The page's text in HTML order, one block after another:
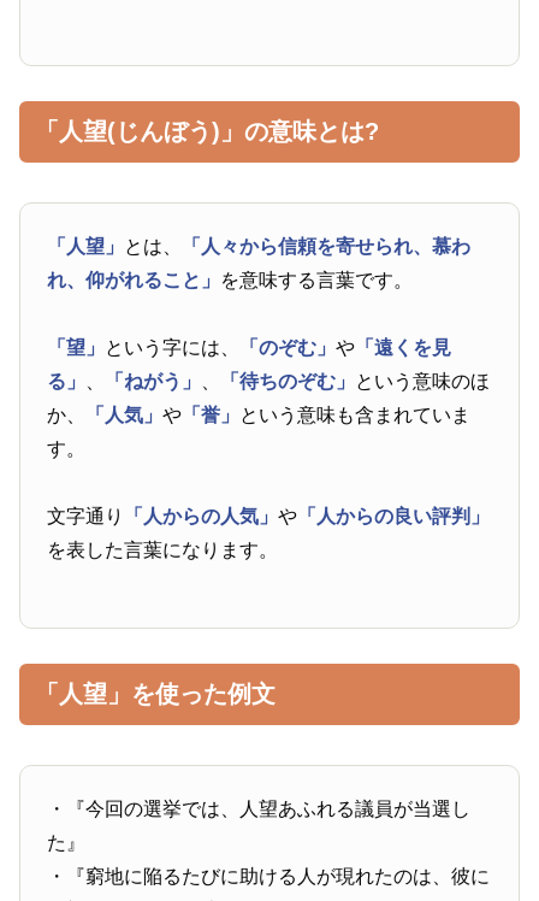
「人望(じんぼう)」の意味とは?
「人望」 とは、
「人々から信頼を寄せられ、慕わ
れ、仰がれること」 を意味する言葉です。
「望」 という字には、 「のぞむ」や 「遠くを見
る」
「ねがう」 「待ちのぞむ」 という意味のほ
か、
「人気」や 「誉」 という意味も含まれていま
す。
文字通り 「人からの人気」や 「人からの良い評判」
を表した言葉になります。
「人望」を使った例文
・『今回の選挙では、人望あふれる議員が当選し
た』
・『窮地に陥るたびに助ける人が現れたのは、彼に